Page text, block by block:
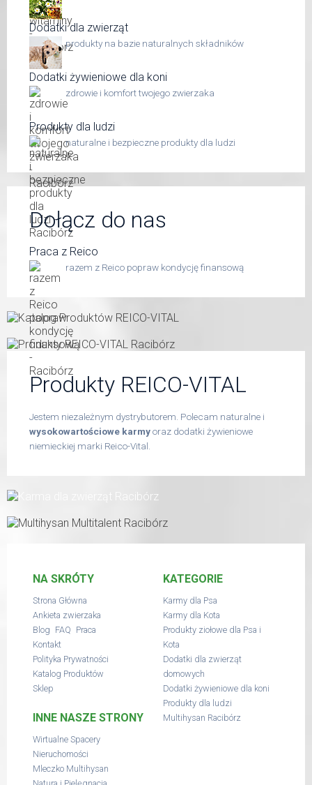
Dodatki dla zwierząt
produkty na bazie naturalnych składników
Dodatki żywieniowe dla koni
zdrowie i komfort twojego zwierzaka
Produkty dla ludzi
naturalne i bezpieczne produkty dla ludzi
Dołącz do nas
Praca z Reico
razem z Reico popraw kondycję finansową
Produkty REICO-VITAL
Jestem niezależnym dystrybutorem. Polecam naturalne i
wysokowartościowe karmyoraz dodatki żywieniowe
niemieckiej marki Reico-Vital.
NA SKRÓTY
Strona Główna
Ankieta zwierzaka
Blog FAQ Praca
Kontakt
Polityka Prywatności
Katalog Produktów
Sklep
INNE NASZE STRONY
Wirtualne Spacery
Nieruchomości
Mleczko Multihysan
KATEGORIE
Karmy dla Psa
Karmy dla Kota
Produkty ziołowe dla Psa i
Kota
Dodatki dla zwierząt
domowych
Dodatki żywieniowe dla koni
Produkty dla ludzi
Multihysan Racibórz